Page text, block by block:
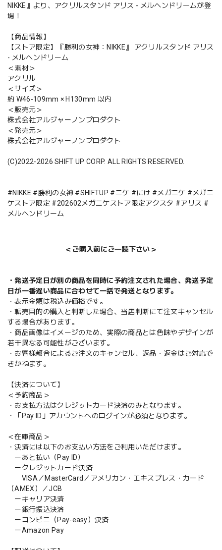
NIKKE』より、アクリルスタンド アリス - メルヘンドリームが登
場！
【商品情報】
【ストア限定】『勝利の女神：NIKKE』 アクリルスタンド アリス
- メルヘンドリーム
＜素材＞
アクリル
＜サイズ＞
約 W46-109mm × H130mm 以内
＜販売元＞
株式会社アルジャーノンプロダクト
＜発売元＞
株式会社アルジャーノンプロダクト
(C)2022-2026 SHIFT UP CORP. ALL RIGHTS RESERVED.
#NIKKE #勝利の女神 #SHIFTUP #ニケ #にけ #メガニケ #メガニ
ケストア限定 #202602メガニケストア限定アクスタ #アリス #
メルヘンドリーム
＜ご購入前にご一読下さい＞
・発送予定日が別の商品を同時に予約注文された場合、発送予定
日が一番遅い商品に合わせて一括で発送となります。
・表示金額は税込み価格です。
・転売目的の購入と判断した場合、当店判断にて注文キャンセル
する場合があります。
・商品画像はイメージのため、実際の商品とは色味やデザインが
若干異なる可能性がございます。
・お客様都合によるご注文のキャンセル、返品・返金はご対応で
きかねます。
【決済について】
＜予約商品＞
・お支払方法はクレジットカード決済のみとなります。
・「Pay ID」アカウントへのログインが必須となります。
＜在庫商品＞
・決済には以下のお支払い方法をご利用いただけます。
ーあと払い（Pay ID）
ークレジットカード決済
VISA／MasterCard／アメリカン・エキスプレス・カード
（AMEX）／JCB
ーキャリア決済
ー銀行振込決済
ーコンビニ（Pay-easy）決済
ーAmazon Pay